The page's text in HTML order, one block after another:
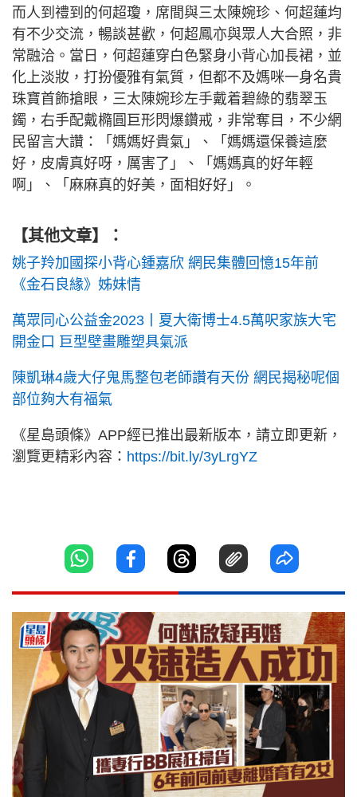
而人到禮到的何超瓊，席間與三太陳婉珍、何超蓮均
有不少交流，暢談甚歡，何超鳳亦與眾人大合照，非
常融洽。當日，何超蓮穿白色緊身小背心加長裙，並
化上淡妝，打扮優雅有氣質，但都不及媽咪一身名貴
珠寶首飾搶眼，三太陳婉珍左手戴着碧綠的翡翠玉
鐲，右手配戴橢圓巨形閃爆鑽戒，非常奪目，不少網
民留言大讚：「媽媽好貴氣」、「媽媽還保養這麼
好，皮膚真好呀，厲害了」、「媽媽真的好年輕
啊」、「麻麻真的好美，面相好好」。
【其他文章】：
姚子羚加國探小背心鍾嘉欣 網民集體回憶15年前
《金石良緣》姊妹情
萬眾同心公益金2023丨夏大衛博士4.5萬呎家族大宅
開金口 巨型壁畫雕塑具氣派
陳凱琳4歲大仔鬼馬整包老師讚有天份 網民揭秘呢個
部位夠大有福氣
《星島頭條》APP經已推出最新版本，請立即更新，
瀏覽更精彩內容： https://bit.ly/3yLrgYZ